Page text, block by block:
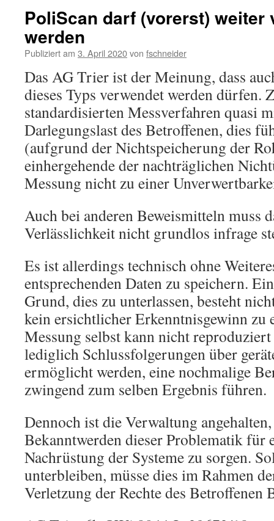
PoliScan darf (vorerst) weiter
werden
Publiziert am 3. April 2020von fschneider
Das AG Trier ist der Meinung, dass
dieses Typs verwendet werden dürfen.
standardisierten Messverfahren quasi
Darlegungslast des Betroffenen, dies
(aufgrund der Nichtspeicherung der
einhergehende der nachträglichen
Messung nicht zu einer
Auch bei anderen Beweismitteln muss
Verlässlichkeit nicht grundlos infrage
Es ist allerdings technisch ohne
entsprechenden Daten zu speichern.
Grund, dies zu unterlassen, besteht
kein ersichtlicher Erkenntnisgewinn zu
Messung selbst kann nicht
lediglich Schlussfolgerungen über
ermöglicht werden, eine nochmalige
zwingend zum selben Ergebnis führen.
Dennoch ist die Verwaltung
Bekanntwerden dieser Problematik für
Nachrüstung der Systeme zu sorgen.
unterbleiben, müsse dies im Rahmen
Verletzung der Rechte des Betroffenen